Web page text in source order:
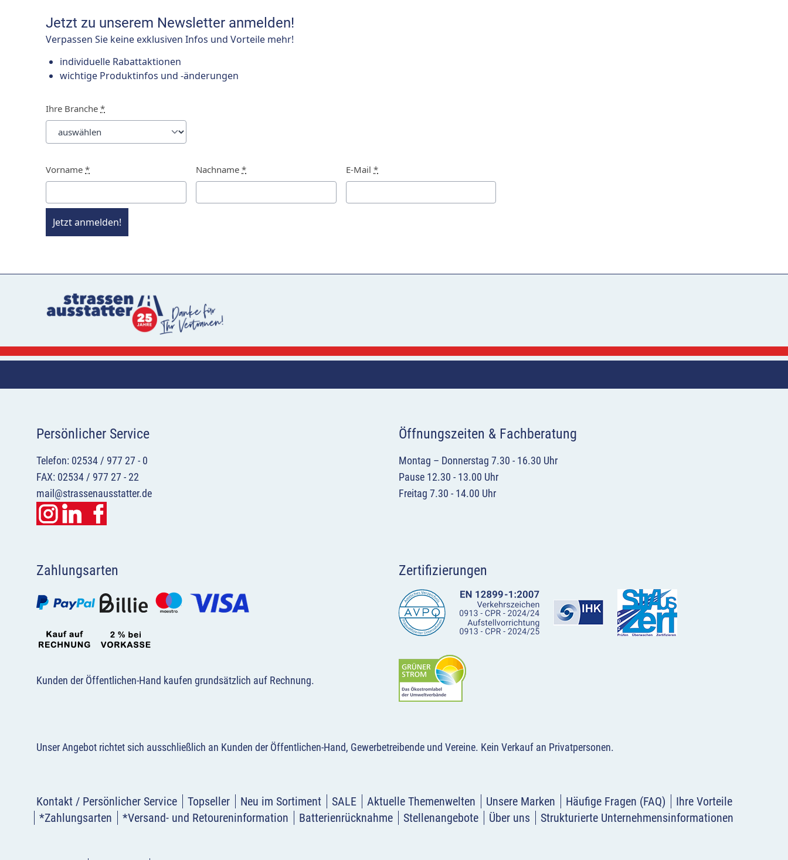
Jetzt zu unserem Newsletter anmelden!
Verpassen Sie keine exklusiven Infos und Vorteile mehr!
individuelle Rabattaktionen
wichtige Produktinfos und -änderungen
Ihre Branche *
Vorname * Nachname * E-Mail *
Jetzt anmelden!
Persönlicher Service
Telefon: 02534 / 977 27 - 0
FAX: 02534 / 977 27 - 22
mail@strassenausstatter.de
Öffnungszeiten & Fachberatung
Montag – Donnerstag 7.30 - 16.30 Uhr
Pause 12.30 - 13.00 Uhr
Freitag 7.30 - 14.00 Uhr
Zahlungsarten
Kunden der Öffentlichen-Hand kaufen grundsätzlich auf Rechnung.
Zertifizierungen
Unser Angebot richtet sich ausschließlich an Kunden der Öffentlichen-Hand, Gewerbetreibende und Vereine. Kein Verkauf an Privatpersonen.
Kontakt / Persönlicher Service Topseller Neu im Sortiment SALE Aktuelle Themenwelten Unsere Marken Häufige Fragen (FAQ)
Ihre Vorteile
*Zahlungsarten
*Versand- und Retoureninformation Batterienrücknahme Stellenangebote Über uns Strukturierte Unternehmensinformationen